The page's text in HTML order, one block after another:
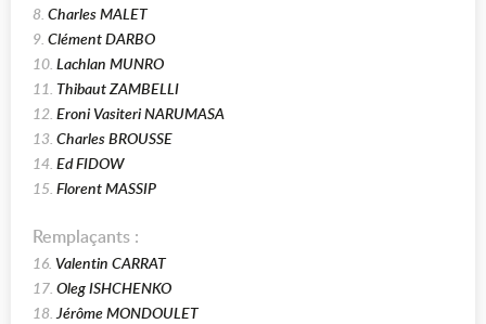
8. Charles MALET
9. Clément DARBO
10. Lachlan MUNRO
11. Thibaut ZAMBELLI
12. Eroni Vasiteri NARUMASA
13. Charles BROUSSE
14. Ed FIDOW
15. Florent MASSIP
Remplaçants :
16. Valentin CARRAT
17. Oleg ISHCHENKO
18.Jérôme MONDOULET